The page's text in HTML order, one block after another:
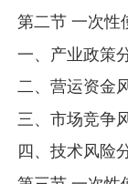
第二节 一次性
一、产业政策
二、营运资金
三、市场竞争
四、技术风险